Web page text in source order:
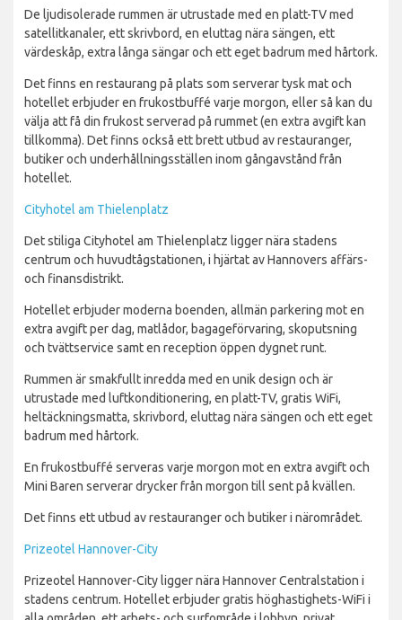
De ljudisolerade rummen är utrustade med en platt-TV med
satellitkanaler, ett skrivbord, en eluttag nära sängen, ett
värdeskåp, extra långa sängar och ett eget badrum med hårtork.
Det finns en restaurang på plats som serverar tysk mat och
hotellet erbjuder en frukostbuffé varje morgon, eller så kan du
välja att få din frukost serverad på rummet (en extra avgift kan
tillkomma). Det finns också ett brett utbud av restauranger,
butiker och underhållningsställen inom gångavstånd från
hotellet.
Cityhotel am Thielenplatz
Det stiliga Cityhotel am Thielenplatz ligger nära stadens
centrum och huvudtågstationen, i hjärtat av Hannovers affärs-
och finansdistrikt.
Hotellet erbjuder moderna boenden, allmän parkering mot en
extra avgift per dag, matlådor, bagageförvaring, skoputsning
och tvättservice samt en reception öppen dygnet runt.
Rummen är smakfullt inredda med en unik design och är
utrustade med luftkonditionering, en platt-TV, gratis WiFi,
heltäckningsmatta, skrivbord, eluttag nära sängen och ett eget
badrum med hårtork.
En frukostbuffé serveras varje morgon mot en extra avgift och
Mini Baren serverar drycker från morgon till sent på kvällen.
Det finns ett utbud av restauranger och butiker i närområdet.
Prizeotel Hannover-City
Prizeotel Hannover-City ligger nära Hannover Centralstation i
stadens centrum. Hotellet erbjuder gratis höghastighets-WiFi i